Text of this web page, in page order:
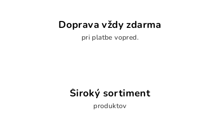
Doprava vždy zdarma
pri platbe vopred.
Široký sortiment
produktov